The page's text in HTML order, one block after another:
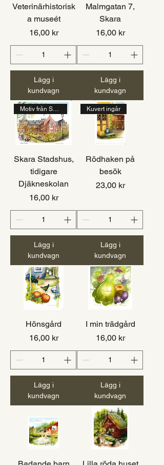
Veterinärhistorisk
a museét
Pris
16,00 kr
Lägg i
kundvagn
Malmgatan 7,
Skara
Pris
16,00 kr
Lägg i
kundvagn
Motiv från Skara
Skara Stadshus,
tidigare
Djäkneskolan
Pris
16,00 kr
Lägg i
kundvagn
Kuvert ingår
Rödhaken på
besök
Pris
23,00 kr
Lägg i
kundvagn
Hönsgård
Pris
16,00 kr
Lägg i
kundvagn
I min trädgård
Pris
16,00 kr
Lägg i
kundvagn